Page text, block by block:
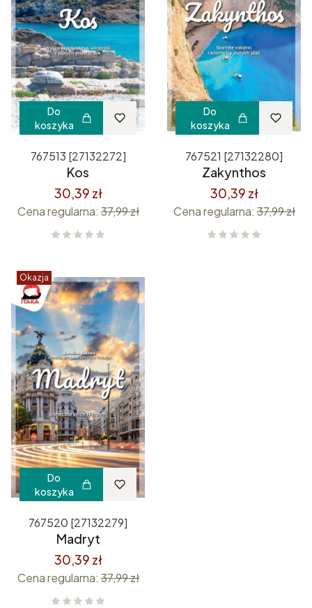
Do
koszyka
767513 [27132272]
Kos
30,39 zł
Cena regularna: 37,99 zł
Do
koszyka
767521 [27132280]
Zakynthos
30,39 zł
Cena regularna: 37,99 zł
Okazja
Do
koszyka
767520 [27132279]
Madryt
30,39 zł
Cena regularna: 37,99 zł